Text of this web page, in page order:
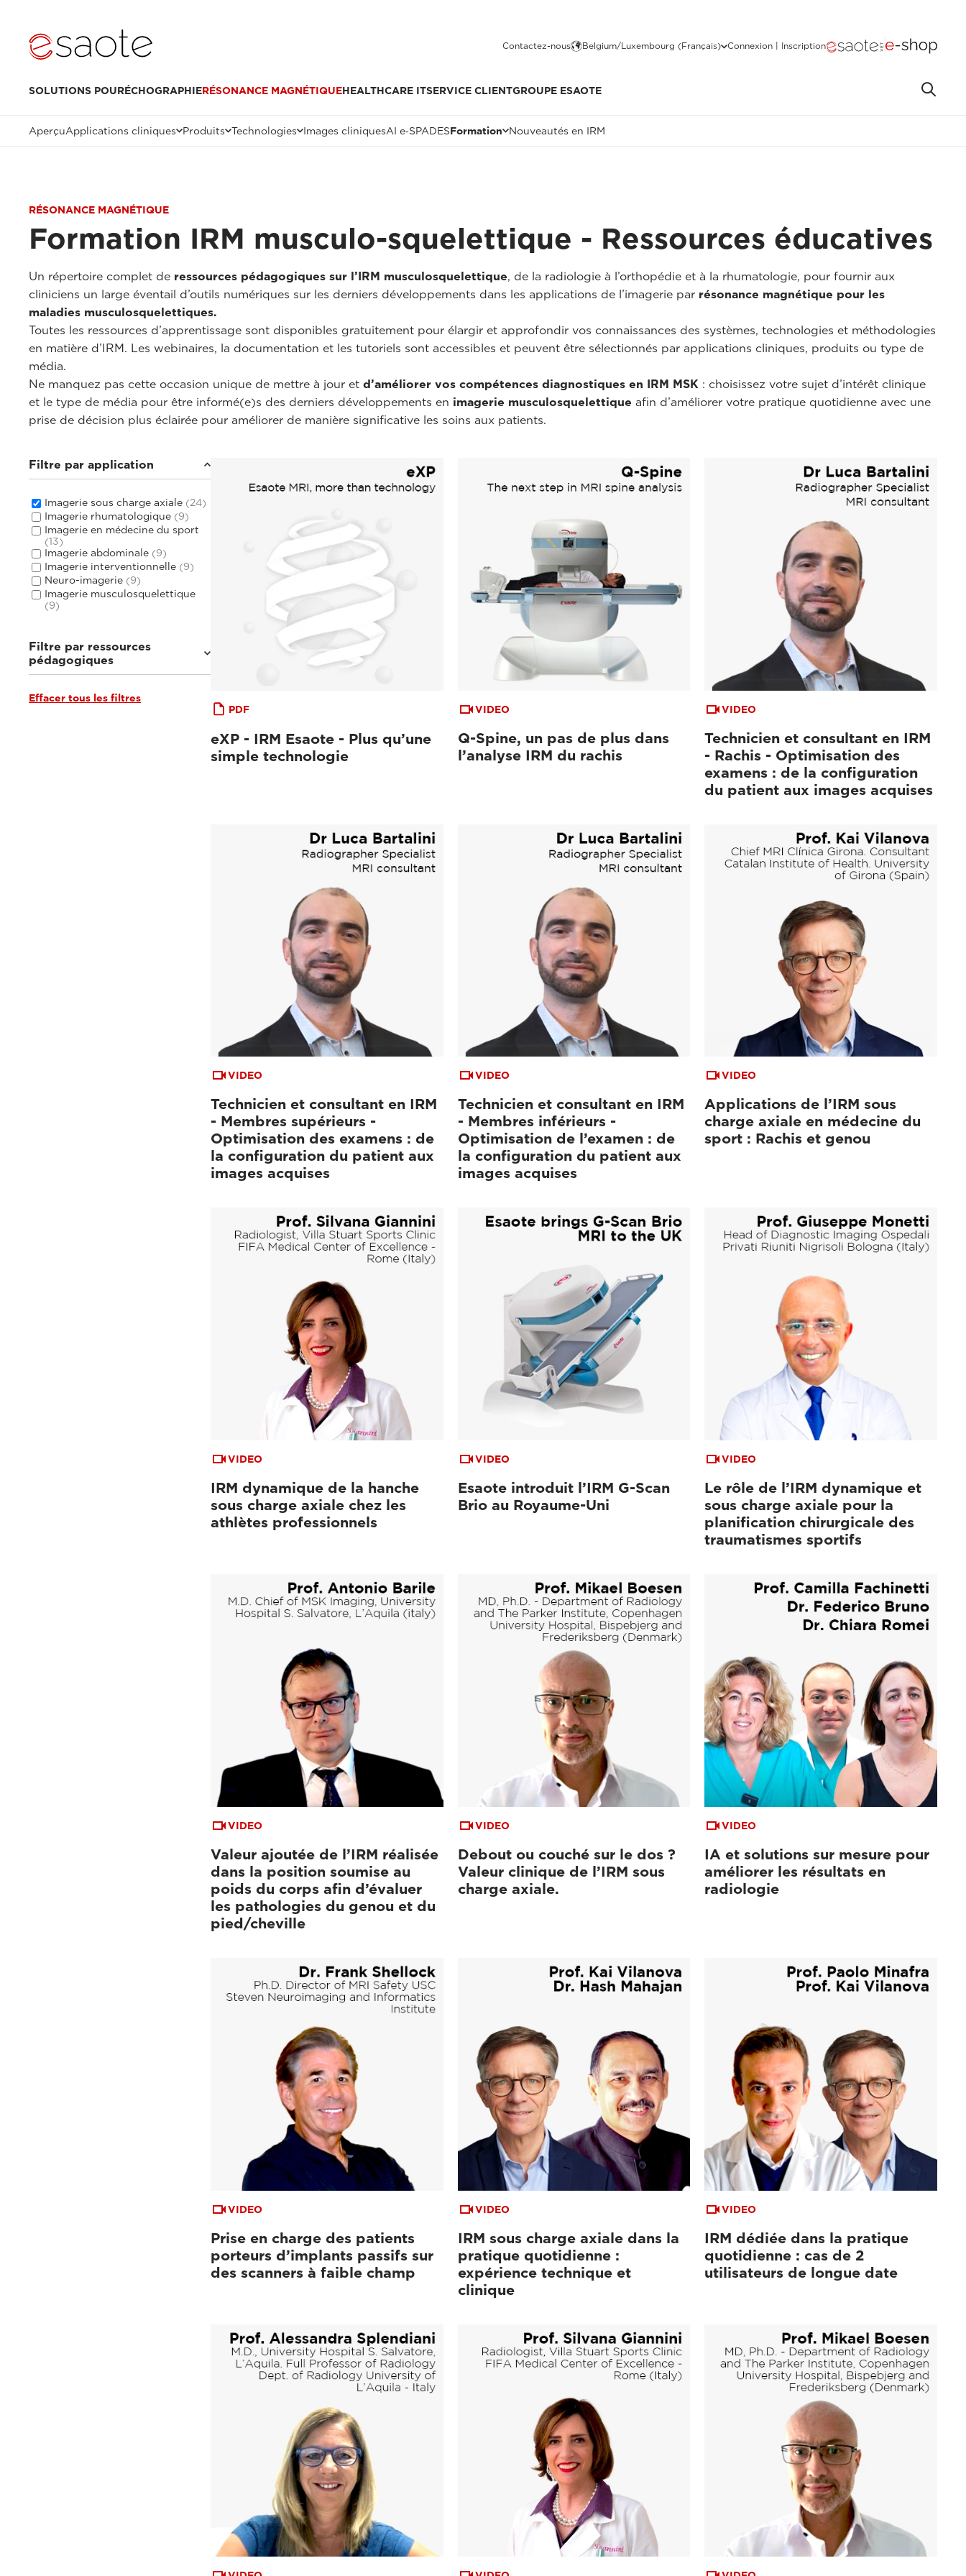
Contactez-nous Belgium/Luxembourg (Français) Connexion | Inscription
SOLUTIONS POURÉCHOGRAPHIERÉSONANCE MAGNÉTIQUEHEALTHCARE ITSERVICE CLIENTGROUPE ESAOTE
AperçuApplications cliniques Produits Technologies Images cliniquesAI e‑SPADESFormation Nouveautés en IRM
RÉSONANCE MAGNÉTIQUE
Formation IRM musculo-squelettique - Ressources éducatives
Un répertoire complet de ressources pédagogiques sur l’IRM musculosquelettique, de la radiologie à l’orthopédie et à la rhumatologie, pour fournir aux
cliniciens un large éventail d’outils numériques sur les derniers développements dans les applications de l’imagerie par résonance magnétique pour les
maladies musculosquelettiques.
Toutes les ressources d’apprentissage sont disponibles gratuitement pour élargir et approfondir vos connaissances des systèmes, technologies et méthodologies
en matière d’IRM. Les webinaires, la documentation et les tutoriels sont accessibles et peuvent être sélectionnés par applications cliniques, produits ou type de
média.
Ne manquez pas cette occasion unique de mettre à jour et d’améliorer vos compétences diagnostiques en IRM MSK : choisissez votre sujet d’intérêt clinique
et le type de média pour être informé(e)s des derniers développements en imagerie musculosquelettique afin d’améliorer votre pratique quotidienne avec une
prise de décision plus éclairée pour améliorer de manière significative les soins aux patients.
Filtre par application
Imagerie sous charge axiale (24)
Imagerie rhumatologique (9)
Imagerie en médecine du sport
(13)
Imagerie abdominale (9)
Imagerie interventionnelle (9)
Neuro-imagerie (9)
Imagerie musculosquelettique
(9)
Filtre par ressources
pédagogiques
Documentation clinique
Effacer tous les filtres
PDF
eXP - IRM Esaote - Plus qu’une
simple technologie
VIDEO
Q-Spine, un pas de plus dans
l’analyse IRM du rachis
VIDEO
Technicien et consultant en IRM
- Rachis - Optimisation des
examens : de la configuration
du patient aux images acquises
VIDEO
Technicien et consultant en IRM
- Membres supérieurs -
Optimisation des examens : de
la configuration du patient aux
images acquises
VIDEO
Technicien et consultant en IRM
- Membres inférieurs -
Optimisation de l’examen : de
la configuration du patient aux
images acquises
VIDEO
Applications de l’IRM sous
charge axiale en médecine du
sport : Rachis et genou
VIDEO
IRM dynamique de la hanche
sous charge axiale chez les
athlètes professionnels
VIDEO
Esaote introduit l’IRM G-Scan
Brio au Royaume-Uni
VIDEO
Le rôle de l’IRM dynamique et
sous charge axiale pour la
planification chirurgicale des
traumatismes sportifs
VIDEO
Valeur ajoutée de l’IRM réalisée
dans la position soumise au
poids du corps afin d’évaluer
les pathologies du genou et du
pied/cheville
VIDEO
Debout ou couché sur le dos ?
Valeur clinique de l’IRM sous
charge axiale.
VIDEO
IA et solutions sur mesure pour
améliorer les résultats en
radiologie
VIDEO
Prise en charge des patients
porteurs d’implants passifs sur
des scanners à faible champ
VIDEO
IRM sous charge axiale dans la
pratique quotidienne :
expérience technique et
clinique
VIDEO
IRM dédiée dans la pratique
quotidienne : cas de 2
utilisateurs de longue date